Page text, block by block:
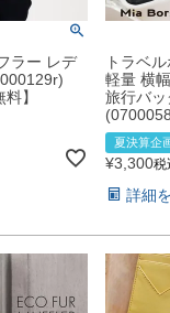
ラー レデ
】
トラベ
軽量 横
旅行バ
夏決算企
¥3,300税
詳細